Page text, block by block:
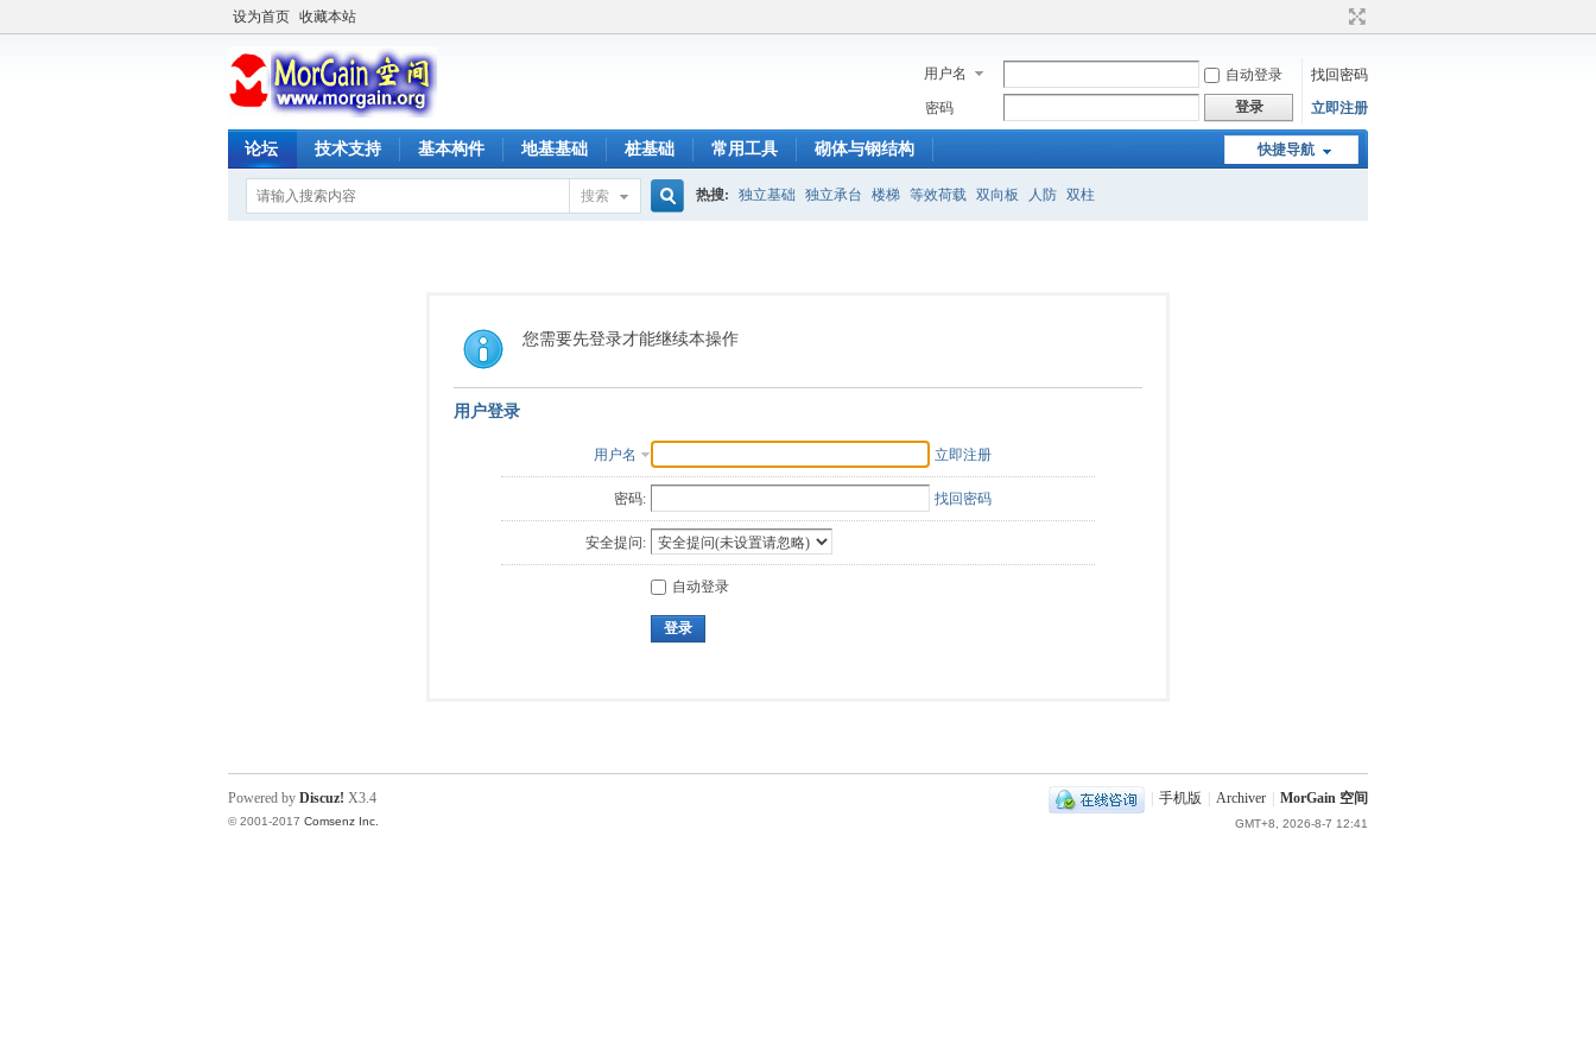
设为首页 收藏本站
用户名 自动登录
找回密码
密码
登录 立即注册
快捷导航
论坛 技术支持 基本构件 地基基础 桩基础 常用工具 砌体与钢结构
搜索
索
热搜: 独立基础 独立承台 楼梯 等效荷载 双向板 人防 双柱
您需要先登录才能继续本操作
用户登录
用户名 立即注册
密码: 找回密码
安全提问:
自动登录
登录
手机版 Archiver MorGain 空间
GMT+8, 2026-8-7 12:41
Powered by Discuz! X3.4
© 2001-2017 Comsenz Inc.